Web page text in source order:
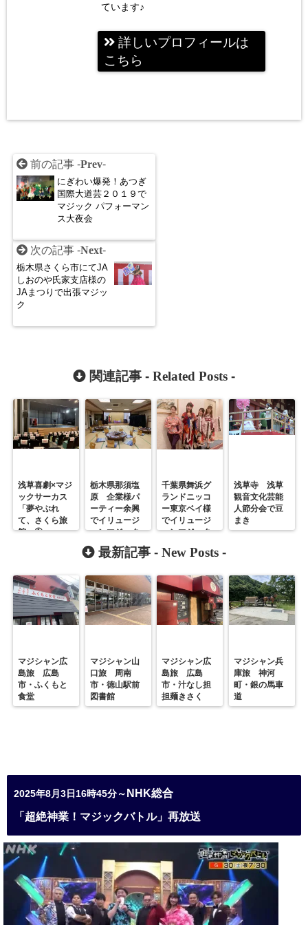
ています♪
詳しいプロフィールは
こちら
前の記事 -Prev-
にぎわい爆発！あつぎ
国際大道芸２０１９で
マジック パフォーマン
ス大夜会
次の記事 -Next-
栃木県さくら市にてJA
しおのや氏家支店様の
JAまつりで出張マジッ
ク
関連記事 - Related Posts -
浅草喜劇×マジ
ックサーカス
「夢やぶれ
て、さくら旅
館」①
栃木県那須塩
原 企業様パ
ーティー余興
でイリュージ
ョンマジック
千葉県舞浜グ
ランドニッコ
ー東京ベイ様
でイリュージ
ョンマジック
浅草寺 浅草
観音文化芸能
人節分会で豆
まき
最新記事 - New Posts -
マジシャン広
島旅 広島
市・ふくもと
食堂
マジシャン山
口旅 周南
市・徳山駅前
図書館
マジシャン広
島旅 広島
市・汁なし担
担麺きさく
マジシャン兵
庫旅 神河
町・銀の馬車
道
2025年8月3日16時45分～ NHK総合
「超絶神業！マジックバトル」再放送